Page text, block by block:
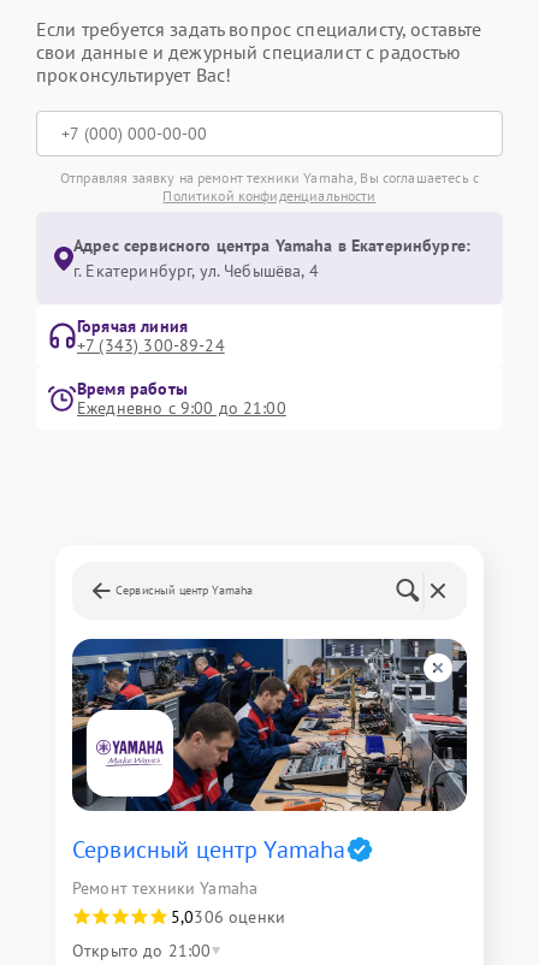
Если требуется задать вопрос специалисту, оставьте
свои данные и дежурный специалист с радостью
проконсультирует Вас!
Отправляя заявку на ремонт техники Yamaha, Вы соглашаетесь с
Политикой конфиденциальности
Адрес сервисного центра Yamaha в Екатеринбурге:
г. Екатеринбург, ул. Чебышёва, 4
Горячая линия
+7 (343) 300-89-24
Время работы
Ежедневно с 9:00 до 21:00
Сервисный центр Yamaha
Сервисный центр Yamaha
Ремонт техники Yamaha
5,0306 оценки
Открыто до 21:00